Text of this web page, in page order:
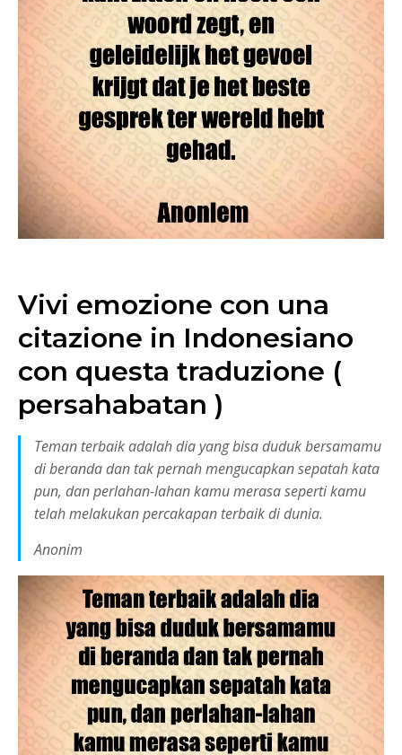
Vivi emozione con una
citazione in Indonesiano
con questa traduzione (
persahabatan )
Teman terbaik adalah dia yang bisa duduk bersamamu
di beranda dan tak pernah mengucapkan sepatah kata
pun, dan perlahan-lahan kamu merasa seperti kamu
telah melakukan percakapan terbaik di dunia.
Anonim